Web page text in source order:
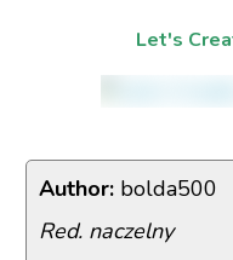
Let's
Author: bolda500
Red. naczelny